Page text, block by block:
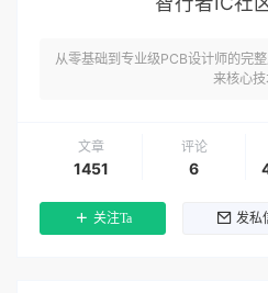
从零基础到专业级PCB设计师的完
来核心
文章
1451
评论
6
关注Ta 发私